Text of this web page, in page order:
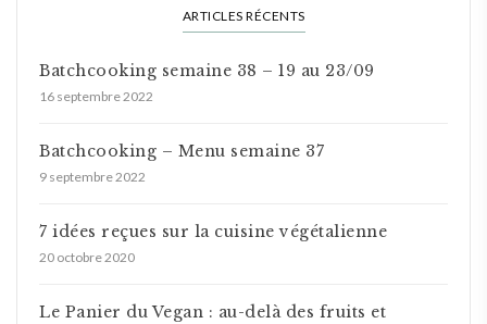
ARTICLES RÉCENTS
Batchcooking semaine 38 – 19 au 23/09
16 septembre 2022
Batchcooking – Menu semaine 37
9 septembre 2022
7 idées reçues sur la cuisine végétalienne
20 octobre 2020
Le Panier du Vegan : au-delà des fruits et